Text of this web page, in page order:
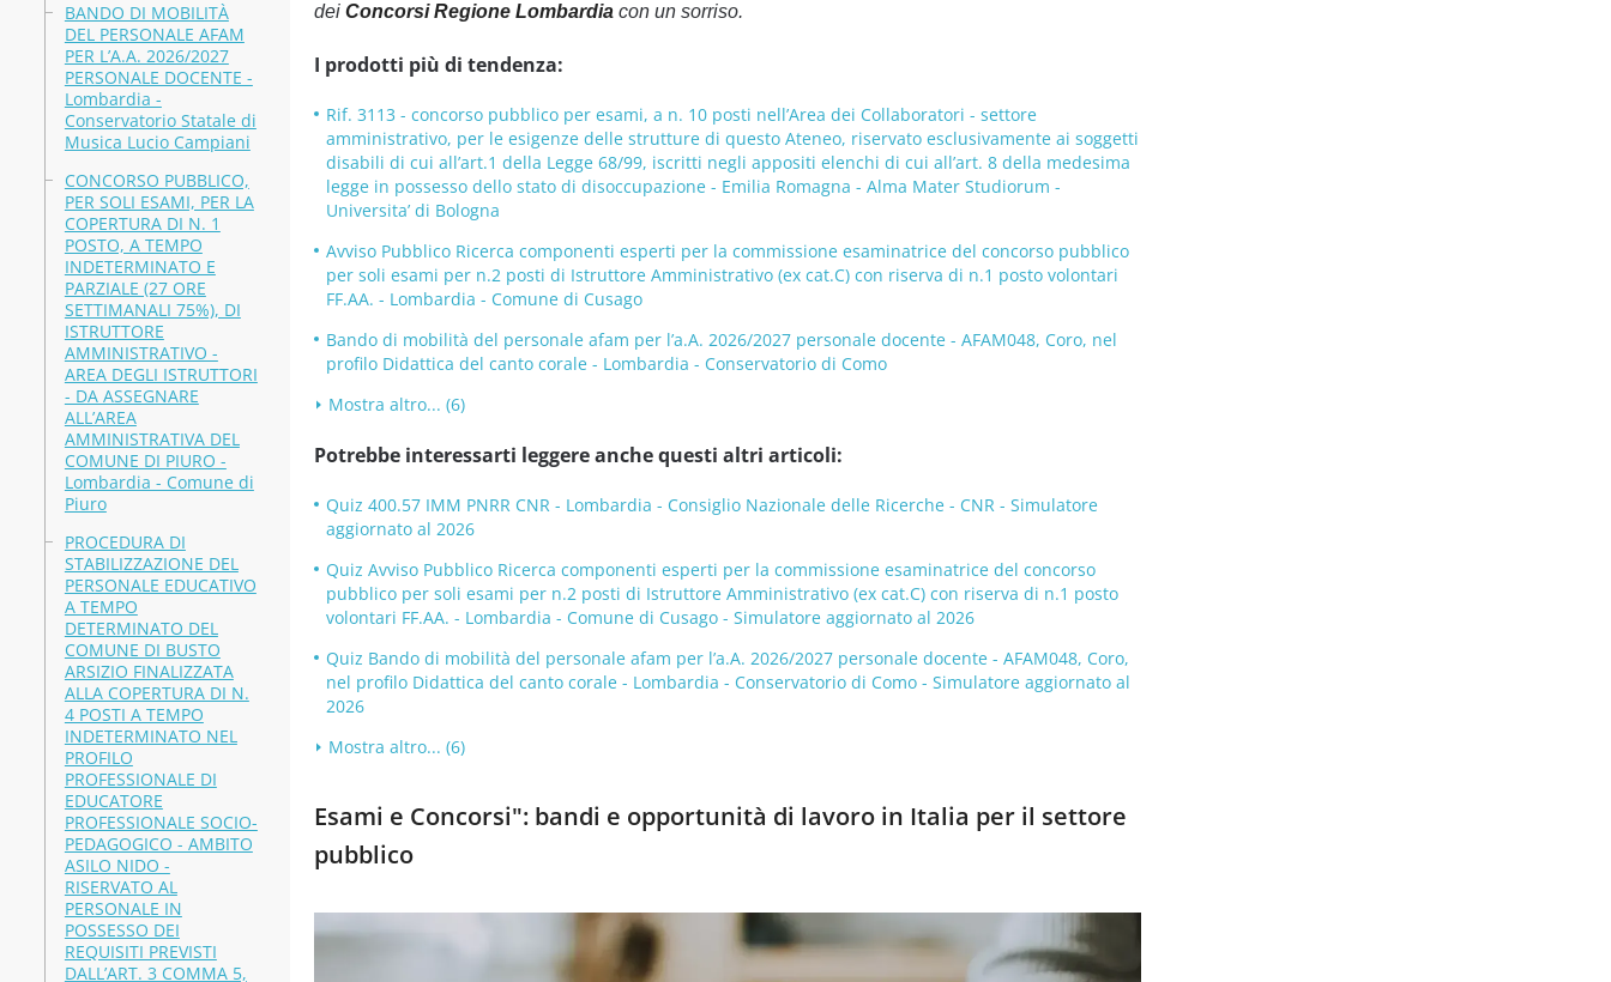
BANDO DI MOBILITÀ
DEL PERSONALE AFAM
PER L’A.A. 2026/2027
PERSONALE DOCENTE -
Lombardia -
Conservatorio Statale di
Musica Lucio Campiani
CONCORSO PUBBLICO,
PER SOLI ESAMI, PER LA
COPERTURA DI N. 1
POSTO, A TEMPO
INDETERMINATO E
PARZIALE (27 ORE
SETTIMANALI 75%), DI
ISTRUTTORE
AMMINISTRATIVO -
AREA DEGLI ISTRUTTORI
- DA ASSEGNARE
ALL’AREA
AMMINISTRATIVA DEL
COMUNE DI PIURO -
Lombardia - Comune di
Piuro
PROCEDURA DI
STABILIZZAZIONE DEL
PERSONALE EDUCATIVO
A TEMPO
DETERMINATO DEL
COMUNE DI BUSTO
ARSIZIO FINALIZZATA
ALLA COPERTURA DI N.
4 POSTI A TEMPO
INDETERMINATO NEL
PROFILO
PROFESSIONALE DI
EDUCATORE
PROFESSIONALE SOCIO-
PEDAGOGICO - AMBITO
ASILO NIDO -
RISERVATO AL
PERSONALE IN
POSSESSO DEI
REQUISITI PREVISTI
DALL’ART. 3 COMMA 5,
dei Concorsi Regione Lombardiacon un sorriso.
I prodotti più di tendenza:
Rif. 3113 - concorso pubblico per esami, a n. 10 posti nell’Area dei Collaboratori - settore
amministrativo, per le esigenze delle strutture di questo Ateneo, riservato esclusivamente ai soggetti
disabili di cui all’art.1 della Legge 68/99, iscritti negli appositi elenchi di cui all’art. 8 della medesima
legge in possesso dello stato di disoccupazione - Emilia Romagna - Alma Mater Studiorum -
Universita’ di Bologna
Avviso Pubblico Ricerca componenti esperti per la commissione esaminatrice del concorso pubblico
per soli esami per n.2 posti di Istruttore Amministrativo (ex cat.C) con riserva di n.1 posto volontari
FF.AA. - Lombardia - Comune di Cusago
Bando di mobilità del personale afam per l’a.A. 2026/2027 personale docente - AFAM048, Coro, nel
profilo Didattica del canto corale - Lombardia - Conservatorio di Como
Mostra altro... (6)
Potrebbe interessarti leggere anche questi altri articoli:
Quiz 400.57 IMM PNRR CNR - Lombardia - Consiglio Nazionale delle Ricerche - CNR - Simulatore
aggiornato al 2026
Quiz Avviso Pubblico Ricerca componenti esperti per la commissione esaminatrice del concorso
pubblico per soli esami per n.2 posti di Istruttore Amministrativo (ex cat.C) con riserva di n.1 posto
volontari FF.AA. - Lombardia - Comune di Cusago - Simulatore aggiornato al 2026
Quiz Bando di mobilità del personale afam per l’a.A. 2026/2027 personale docente - AFAM048, Coro,
nel profilo Didattica del canto corale - Lombardia - Conservatorio di Como - Simulatore aggiornato al
2026
Mostra altro... (6)
Esami e Concorsi": bandi e opportunità di lavoro in Italia per il settore
pubblico